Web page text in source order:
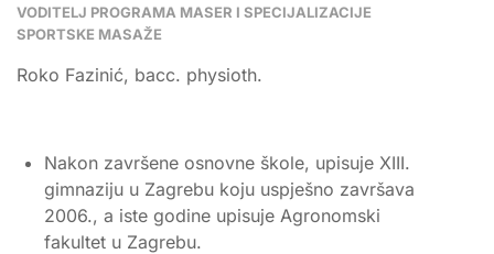
VODITELJ PROGRAMA MASER I SPECIJALIZACIJE
SPORTSKE MASAŽE
Roko Fazinić, bacc. physioth.
Nakon završene osnovne škole, upisuje XIII.
gimnaziju u Zagrebu koju uspješno završava
2006., a iste godine upisuje Agronomski
fakultet u Zagrebu.